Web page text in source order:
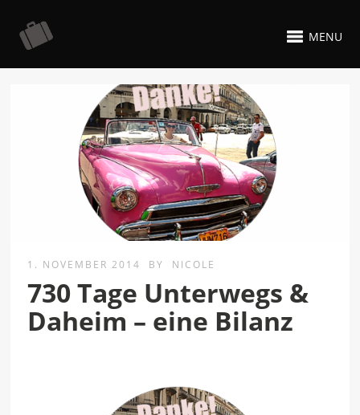
MENU
1. NOVEMBER 2014 BY NICOLE
730 Tage Unterwegs &
Daheim – eine Bilanz